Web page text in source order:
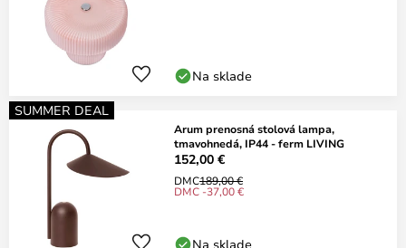
Na sklade
SUMMER DEAL
Arum prenosná stolová lampa,
tmavohnedá, IP44 - ferm LIVING
152,00 €
DMC189,00 €
DMC -37,00 €
Na sklade